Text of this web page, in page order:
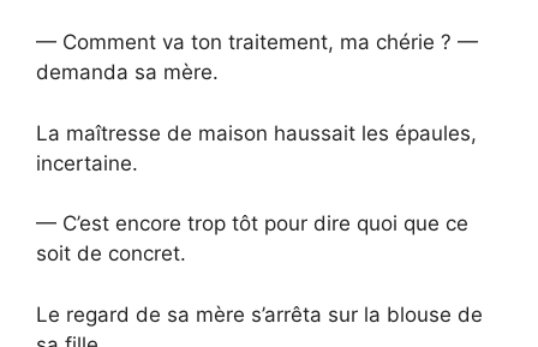
— Comment va ton traitement, ma chérie ? —
demanda sa mère.
La maîtresse de maison haussait les épaules,
incertaine.
— C’est encore trop tôt pour dire quoi que ce
soit de concret.
Le regard de sa mère s’arrêta sur la blouse de